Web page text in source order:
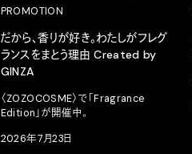
PROMOTION
だから、香りが好き。わたしがフレグ
ランスをまとう理由 Created by
GINZA
〈ZOZOCOSME〉で「Fragrance
Edition」が開催中。
2026年7月23日